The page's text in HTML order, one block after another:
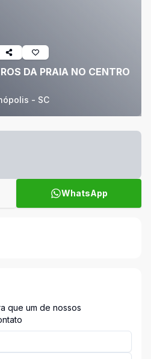
DA PRAIA NO CENTRO
- SC
WhatsApp
que um de nossos